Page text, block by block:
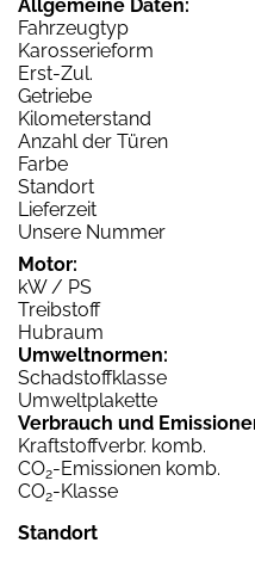
Allgemeine Daten:
Fahrzeugtyp
Karosserieform
Erst-Zul.
Getriebe
Kilometerstand
Anzahl der Türen
Farbe
Standort
Lieferzeit
Unsere Nummer
Motor:
kW / PS
Treibstoff
Hubraum
Umweltnormen:
Schadstoffklasse
Umweltplakette
Verbrauch und
Kraftstoffverbr. komb.
CO2-Emissionen komb.
CO2-Klasse
Standort